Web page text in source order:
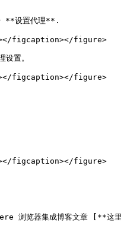
**设置代理**.
figcaption></figure>
置。
figcaption></figure>
figcaption></figure>
Sphere 浏览器集成博